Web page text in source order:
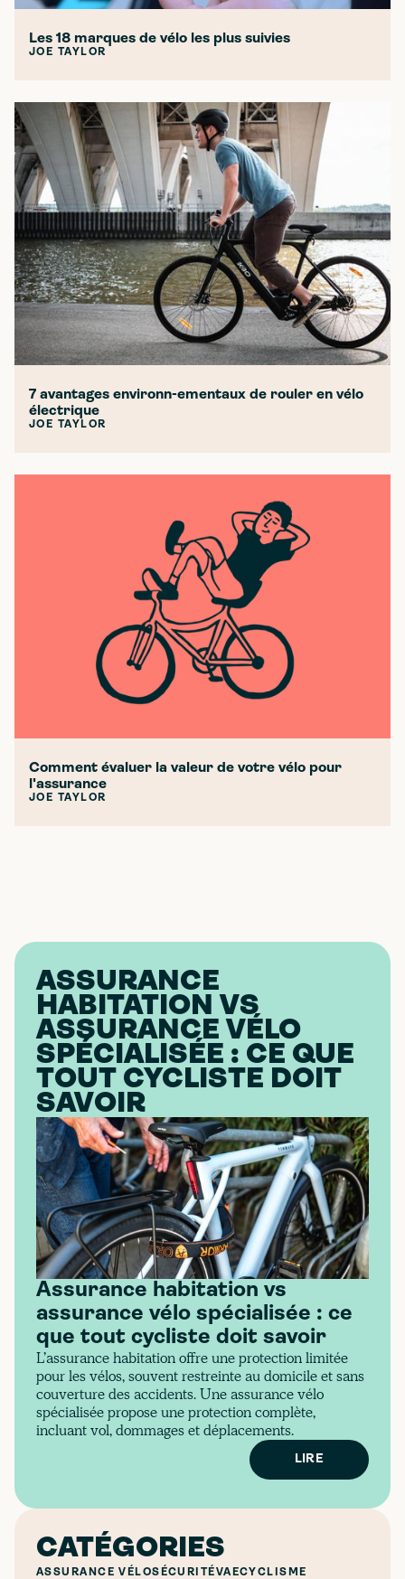
Les 18 marques de vélo les plus suivies
JOE TAYLOR
7 avantages environn-ementaux de rouler en vélo
électrique
JOE TAYLOR
Comment évaluer la valeur de votre vélo pour
l'assurance
JOE TAYLOR
ASSURANCE
HABITATION VS
ASSURANCE VÉLO
SPÉCIALISÉE : CE QUE
TOUT CYCLISTE DOIT
SAVOIR
Assurance habitation vs
assurance vélo spécialisée : ce
que tout cycliste doit savoir
L’assurance habitation offre une protection limitée
pour les vélos, souvent restreinte au domicile et sans
couverture des accidents. Une assurance vélo
spécialisée propose une protection complète,
incluant vol, dommages et déplacements.
LIRE
CATÉGORIES
ASSURANCE VÉLOSÉCURITÉVAECYCLISME